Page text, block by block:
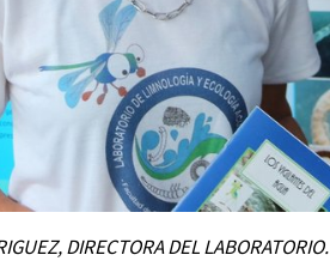
DIRECTORA DEL LABORATORIO.